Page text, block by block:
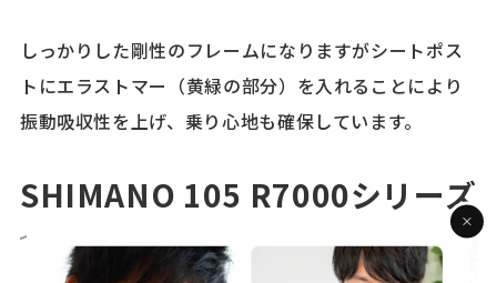
しっかりした剛性のフレームになりますがシートポス
トにエラストマー（黄緑の部分）を入れることにより
振動吸収性を上げ、乗り心地も確保しています。
SHIMANO 105 R7000シリーズ